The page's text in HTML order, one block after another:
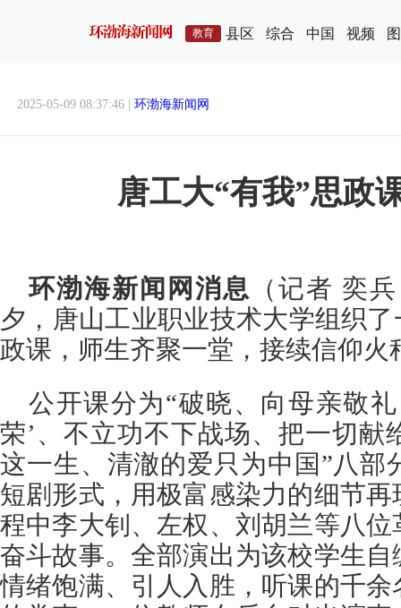
教育 县区 综合 中国 视频
2025-05-09 08:37:46 | 环渤海新闻网
唐工大“有我”思政
环渤海新闻网消息 （记者 奕
夕，唐山工业职业技术大学组织
政课，师生齐聚一堂，接续信仰火
公开课分为“破晓、向母亲敬
荣’、不立功不下战场、把一切献
这一生、清澈的爱只为中国”八部
短剧形式，用极富感染力的细节
程中李大钊、左权、刘胡兰等八
奋斗故事。全部演出为该校学生
情绪饱满、引人入胜，听课的千